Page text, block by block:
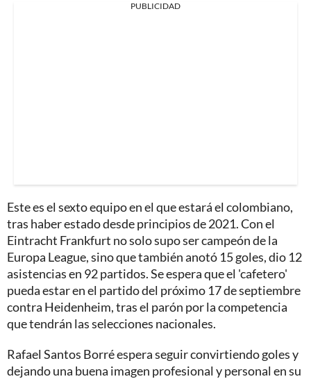
PUBLICIDAD
Este es el sexto equipo en el que estará el colombiano,
tras haber estado desde principios de 2021. Con el
Eintracht Frankfurt no solo supo ser campeón de la
Europa League, sino que también anotó 15 goles, dio 12
asistencias en 92 partidos. Se espera que el 'cafetero'
pueda estar en el partido del próximo 17 de septiembre
contra Heidenheim, tras el parón por la competencia
que tendrán las selecciones nacionales.
Rafael Santos Borré espera seguir convirtiendo goles y
dejando una buena imagen profesional y personal en su